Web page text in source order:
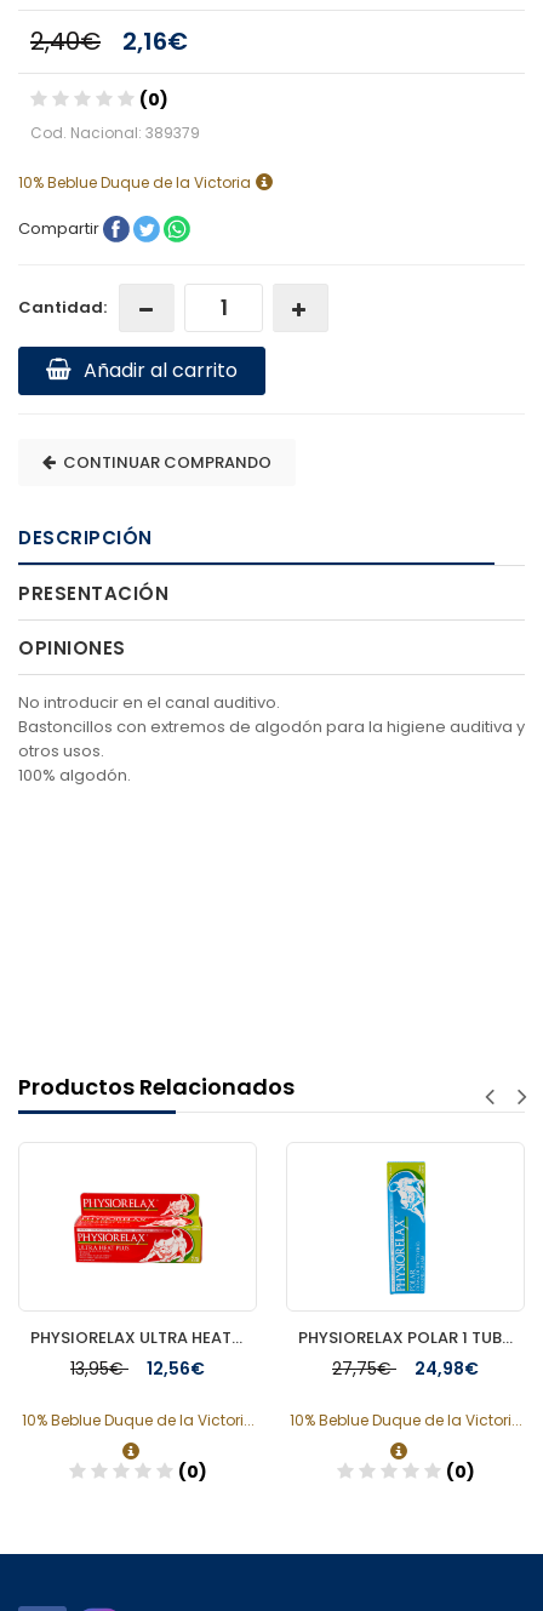
2,40€ 2,16€
(0)
Cod. Nacional: 389379
10% Beblue Duque de la Victoria
Compartir
Cantidad:
Añadir al carrito
CONTINUAR COMPRANDO
DESCRIPCIÓN
PRESENTACIÓN
OPINIONES
No introducir en el canal auditivo.
Bastoncillos con extremos de algodón para la higiene auditiva y
otros usos.
100% algodón.
Productos Relacionados
PHYSIORELAX ULTRA HEAT MASAJE DEPORTIVO 75 ML
13,95€ 12,56€
10% Beblue Duque de la Victori...
(0)
PHYSIORELAX POLAR 1 TUBO 250 ML
27,75€ 24,98€
10% Beblue Duque de la Victori...
(0)